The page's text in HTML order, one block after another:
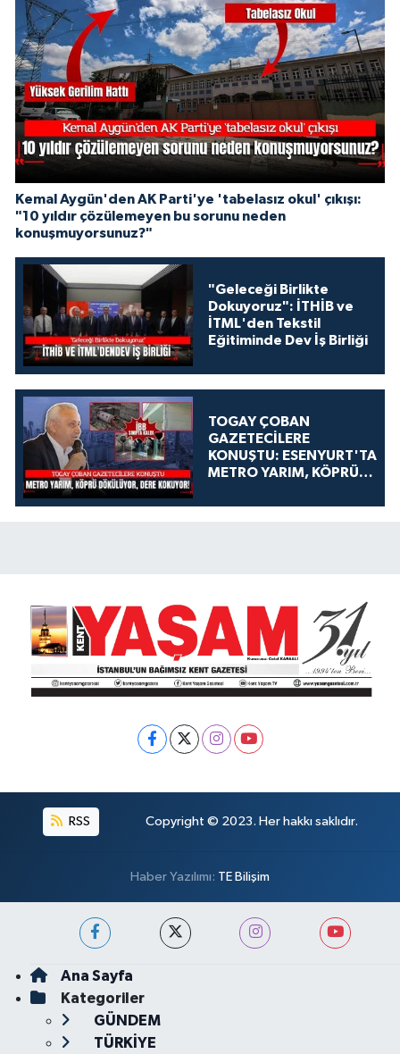
Kemal Aygün'den AK Parti'ye 'tabelasız okul' çıkışı:
"10 yıldır çözülemeyen bu sorunu neden
konuşmuyorsunuz?"
"Geleceği Birlikte
Dokuyoruz": İTHİB ve
İTML'den Tekstil
Eğitiminde Dev İş Birliği
TOGAY ÇOBAN
GAZETECİLERE
KONUŞTU: ESENYURT'TA
METRO YARIM, KÖPRÜ
KOKUYOR!
RSS Copyright © 2023. Her hakkı saklıdır.
Haber Yazılımı: TE Bilişim
Ana Sayfa
Kategoriler
GÜNDEM
TÜRKİYE